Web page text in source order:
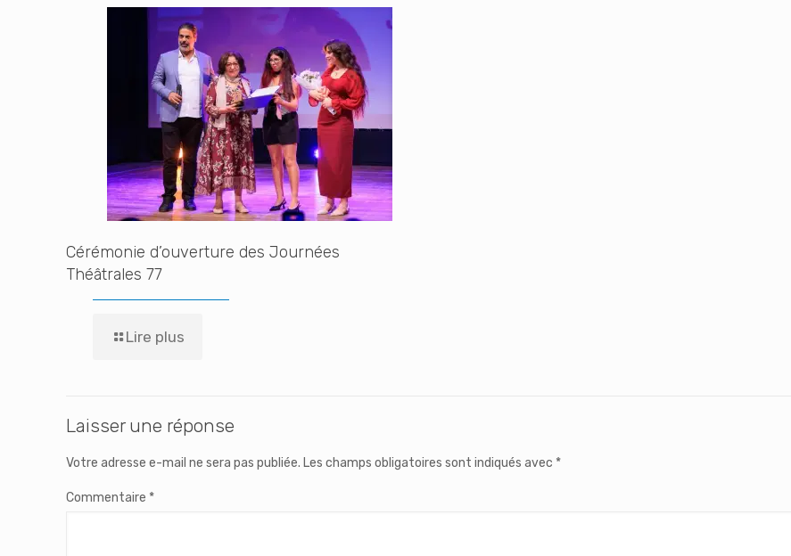
Cérémonie d’ouverture des Journées
Théâtrales 77
Lire plus
Laisser une réponse
Votre adresse e-mail ne sera pas publiée. Les champs obligatoires sont indiqués avec *
Commentaire *